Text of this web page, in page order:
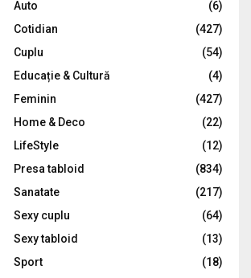
:
C
Auto
(6)
Cotidian
(427)
Cuplu
(54)
Educație & Cultură
(4)
Feminin
(427)
Home & Deco
(22)
LifeStyle
(12)
Presa tabloid
(834)
Sanatate
(217)
Sexy cuplu
(64)
Sexy tabloid
(13)
Sport
(18)